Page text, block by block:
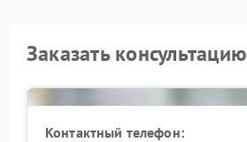
Заказать консультацию
Контактный телефон: